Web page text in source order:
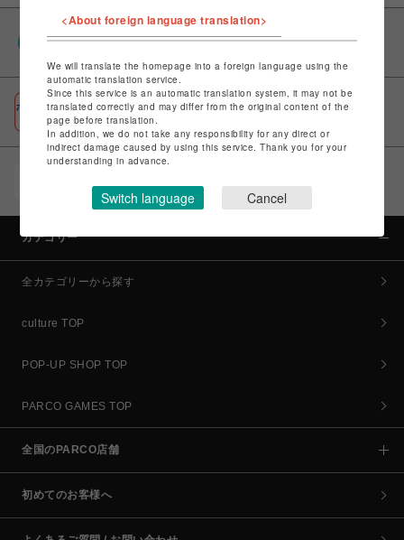
PARCOポイント
ポケパル払い
初回登録＆お買物で最大1,500円分のPARCOポイント進呈
コイン＆クーポンでPARCOでのお買い物がオトクに
カテゴリー
全カテゴリーから探す
culture TOP
POP-UP SHOP TOP
PARCO GAMES TOP
全国のPARCO店舗
初めてのお客様へ
<About foreign language translation>
We will translate the homepage into a foreign language using the
automatic translation service.
Since this service is an automatic translation system, it may not be
translated correctly and may differ from the original content of the
page before translation.
In addition, we do not take any responsibility for any direct or
indirect damage caused by using this service. Thank you for your
understanding in advance.
Switch language Cancel